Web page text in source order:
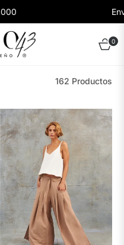
Carrito
0
162 Productos